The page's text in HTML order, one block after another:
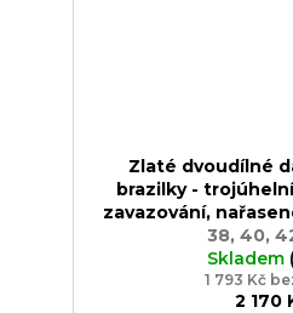
Zlaté dvoudílné
brazilky -
zavazování,
38, 40,
Skladem
1 793 Kč
2 170